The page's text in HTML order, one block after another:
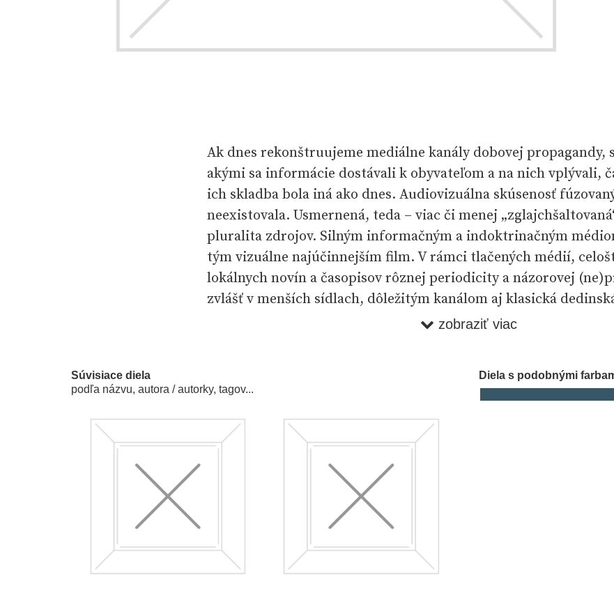
Ak dnes rekonštruujeme mediálne kanály dobovej propagandy,
akými sa informácie dostávali k obyvateľom a na nich vplývali,
ich skladba bola iná ako dnes. Audiovizuálna skúsenosť
neexistovala. Usmernená, teda – viac či menej
pluralita zdrojov. Silným informačným a indoktrinačným
tým vizuálne najúčinnejším film. V rámci tlačených médií,
lokálnych novín a časopisov rôznej periodicity a názorovej
zvlášť v menších sídlach, dôležitým kanálom aj klasická
informačný bod uprostred dediny, na ktorý sa obyčajne
Obrovskú moc (a preto i kontrolu) malo už v tomto období
spravodajstvo. Vďaka fotografickému oddeleniu STK, jeho
počtu fotoreportérov je obrazový obrat v slovenskej tlači práve
zreteľný. Spomeňme obrázkové časopisy Nový svet či Nové
distribuovaný Slowakische Rundschau či fotografické reportáže
prizmou nacionálnej politiky a folklóru (tzv. Heimatindustrie) v
veľko-nemeckých časopisoch Radosť a práca či Signal. Aj
produkuje požehnane (rôzne protižidovské a protiboľševické
importované väčšinou z Nemecka, kde propaganda stojí a padá
zobraziť viac
Súvisiace diela
podľa názvu, autora / autorky, tagov...
Diela s podobnými